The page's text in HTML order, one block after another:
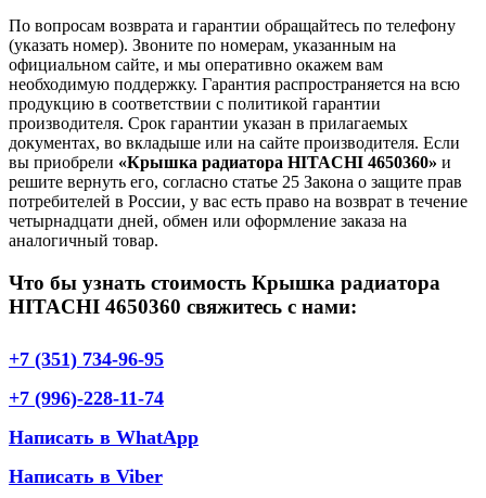
По вопросам возврата и гарантии обращайтесь по телефону
(указать номер). Звоните по номерам, указанным на
официальном сайте, и мы оперативно окажем вам
необходимую поддержку. Гарантия распространяется на всю
продукцию в соответствии с политикой гарантии
производителя. Срок гарантии указан в прилагаемых
документах, во вкладыше или на сайте производителя. Если
вы приобрели «Крышка радиатора HITACHI 4650360» и
решите вернуть его, согласно статье 25 Закона о защите прав
потребителей в России, у вас есть право на возврат в течение
четырнадцати дней, обмен или оформление заказа на
аналогичный товар.
Что бы узнать стоимость Крышка радиатора
HITACHI 4650360 свяжитесь с нами:
+7 (351) 734-96-95
+7 (996)-228-11-74
Написать в WhatApp
Написать в Viber